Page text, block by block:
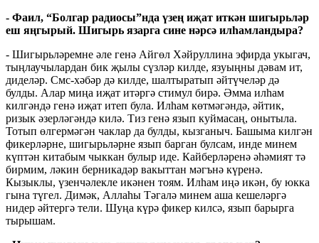
- Фаил, “Болгар радиосы”нда үзең иҗат иткән шигырьләр
еш яңгырый. Шигырь язарга сине нәрсә илһамландыра?
- Шигырьләремне әле генә Айгөл Хәйруллина эфирда укыгач,
тыңлаучылардан бик җылы сүзләр килде, язуыңны дәвам ит,
диделәр. Смс-хәбәр дә килде, шалтыратып әйтүчеләр дә
булды. Алар миңа иҗат итәргә стимул бирә. Әмма илһам
килгәндә генә иҗат итеп була. Илһам көтмәгәндә, әйтик,
ризык әзерләгәндә килә. Тиз генә язып куймасаң, онытыла.
Тотып өлгермәгән чаклар да булды, кызганыч. Башыма килгән
фикерләрне, шигырьләрне язып барган булсам, инде минем
күптән китабым чыккан булыр иде. Кайберләренә әһәмият тә
бирмим, ләкин берникадәр вакыттан мәгънә күренә.
Кызыклы, үзенчәлекле икәнен тоям. Илһам иңә икән, бу юкка
гына түгел. Димәк, Аллаһы Тәгалә минем аша кешеләргә
нидер әйтергә тели. Шуңа күрә фикер килсә, язып барырга
тырышам.